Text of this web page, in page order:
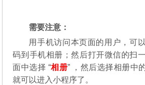
需要注意：
用手机访问本页面的用户，可
码到手机相册；然后打开微信的扫
面中选择 “相册” ，然后选择相册中
就可以进入小程序了。